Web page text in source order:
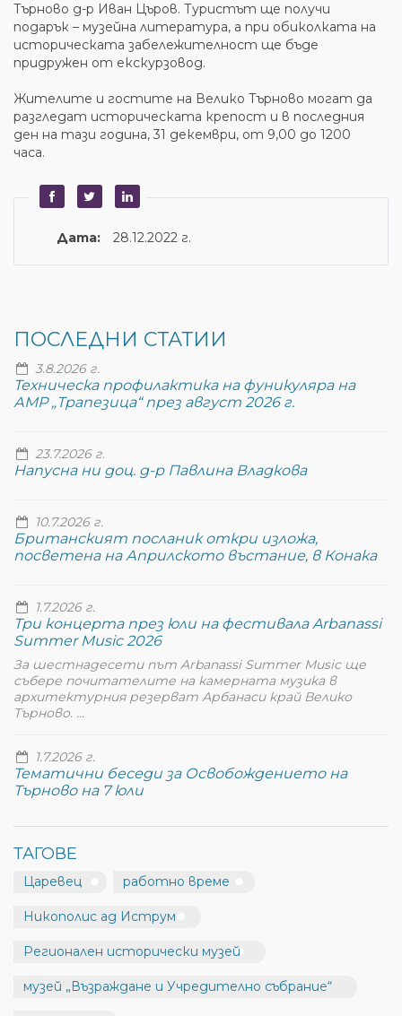
Търново д-р Иван Църов. Туристът ще получи
подарък – музейна литература, а при обиколката на
историческата забележителност ще бъде
придружен от екскурзовод.
Жителите и гостите на Велико Търново могат да
разгледат историческата крепост и в последния
ден на тази година, 31 декември, от 9,00 до 1200
часа.
Дата: 28.12.2022 г.
ПОСЛЕДНИ СТАТИИ
3.8.2026 г.
Техническа профилактика на фуникуляра на
АМР „Трапезица“ през август 2026 г.
23.7.2026 г.
Напусна ни доц. д-р Павлина Владкова
10.7.2026 г.
Британският посланик откри изложа,
посветена на Априлското въстание, в Конака
1.7.2026 г.
Три концерта през юли на фестивала Arbanassi
Summer Music 2026
За шестнадесети път Arbanassi Summer Music ще
събере почитателите на камерната музика в
архитектурния резерват Арбанаси край Велико
Търново. ...
1.7.2026 г.
Тематични беседи за Освобождението на
Търново на 7 юли
ТАГОВЕ
Царевец работно време
Никополис ад Иструм
Регионален исторически музей
музей „Възраждане и Учредително събрание“